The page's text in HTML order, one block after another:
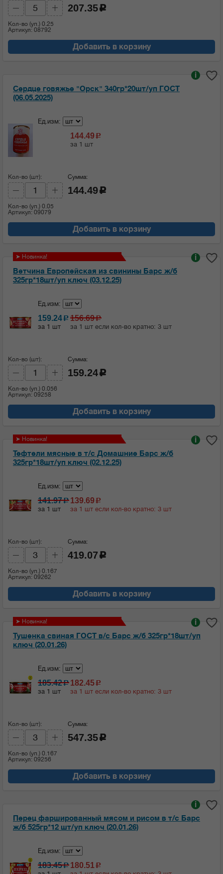
Кол-во (уп.) 0.25
Артикул: 08792
207.35 c
Добавить в корзину
Сердце говяжье "Орск" 340гр*20шт/уп ГОСТ
(06.05.2025)
i
Ед.изм:
144.49c
за 1 шт
Кол-во (шт):
Кол-во (уп.) 0.05
Артикул: 09079
Сумма:
144.49 c
Добавить в корзину
➤ Новинка!
Ветчина Европейская из свинины Барс ж/б
325гр*18шт/уп ключ (03.12.25)
i
Ед.изм:
159.24c
за 1 шт
156.69c
за 1 шт если кол-во кратно: 3 шт
Кол-во (шт):
Кол-во (уп.) 0.056
Артикул: 09258
Сумма:
159.24 c
Добавить в корзину
➤ Новинка!
Тефтели мясные в т/с Домашние Барс ж/б
325гр*18шт/уп ключ (02.12.25)
i
Ед.изм:
141.97c
за 1 шт
139.69c
за 1 шт если кол-во кратно: 3 шт
Кол-во (шт):
Кол-во (уп.) 0.167
Артикул: 09262
Сумма:
419.07 c
Добавить в корзину
➤ Новинка!
Тушенка свиная ГОСТ в/с Барс ж/б 325гр*18шт/уп
ключ (20.01.26)
i
Ед.изм:
185.42c
за 1 шт
182.45c
за 1 шт если кол-во кратно: 3 шт
Кол-во (шт):
Кол-во (уп.) 0.167
Артикул: 09256
Сумма:
547.35 c
Добавить в корзину
Перец фаршированный мясом и рисом в т/с Барс
ж/б 525гр*12 шт/уп ключ (20.01.26)
i
Ед.изм:
183.45c 180.51c